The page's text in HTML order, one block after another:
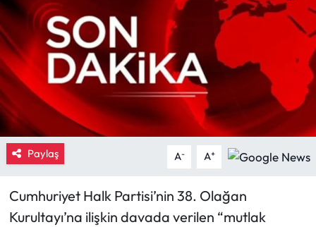
Paylaş A- A+
Cumhuriyet Halk Partisi’nin 38. Olağan
Kurultayı’na ilişkin davada verilen “mutlak
Güncel
İskilip Haberleri
Kargı Haberleri
Kimdir?
Laçin Haberleri